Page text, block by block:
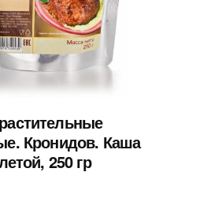
Кронидов. Каша
250 гр